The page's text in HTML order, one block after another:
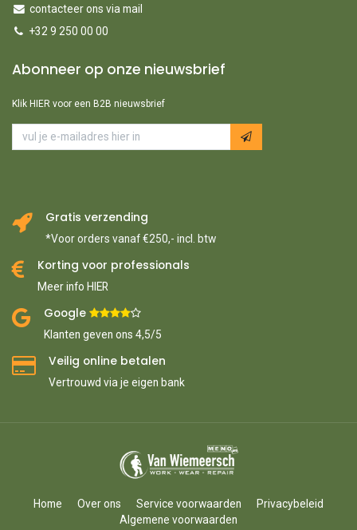
contacteer ons via mail
+32 9 250 00 00
Abonneer op onze nieuwsbrief
Klik HIER voor een B2B nieuwsbrief
Gratis verzending
*Voor orders vanaf €250,- incl. btw
Korting voor professionals
Meer info HIER
Google ​
Klanten geven ons 4,5/5
Veilig online betalen
Vertrouwd via je eigen bank
Home Over ons Service voorwaarden
Privacybeleid
Algemene voorwaarden